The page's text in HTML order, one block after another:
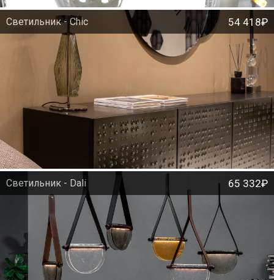
Светильник - Chic 54 418₽
Светильник - Dali 65 332₽